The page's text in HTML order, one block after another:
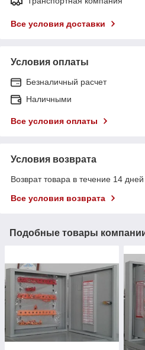
Все условия доставки
Условия оплаты
Безналичный расчет
Наличными
Все условия оплаты
Условия возврата
Возврат товара в течение 14
Все условия возврата
Подобные товары